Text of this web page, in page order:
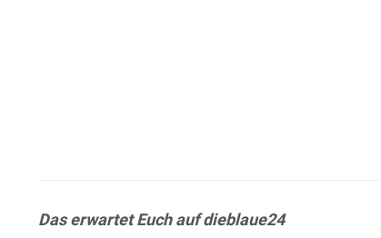
Das erwartet Euch auf dieblaue24